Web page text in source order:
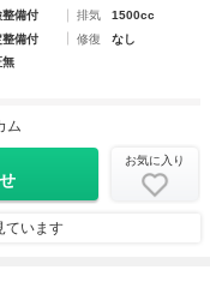
整備付 排気
1500cc
整備付 修復
なし
無
ム
お気に入り
ています